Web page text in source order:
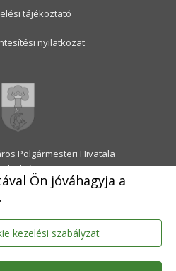
Ön jóváhagyja a
kezelési szabályzat
Polgármesteri Hivatala
Alsó utca 1.
2031 Érd, Pf.: 31
06-23-522-300
06-23-522-301
Kapu: ERDPH
707189964
tájékoztató
nyilatkozat